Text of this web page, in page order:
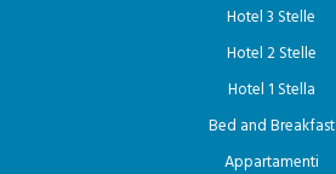
Hotel 5 Stelle
Hotel 4 Stelle
Hotel 3 Stelle
Hotel 2 Stelle
Hotel 1 Stella